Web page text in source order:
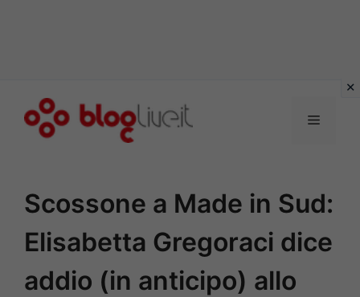
Menu
Scossone a Made in Sud:
Elisabetta Gregoraci dice
addio (in anticipo) allo